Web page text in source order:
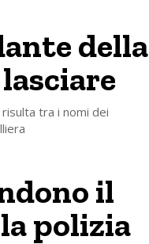
della
tra i nomi dei
il
polizia